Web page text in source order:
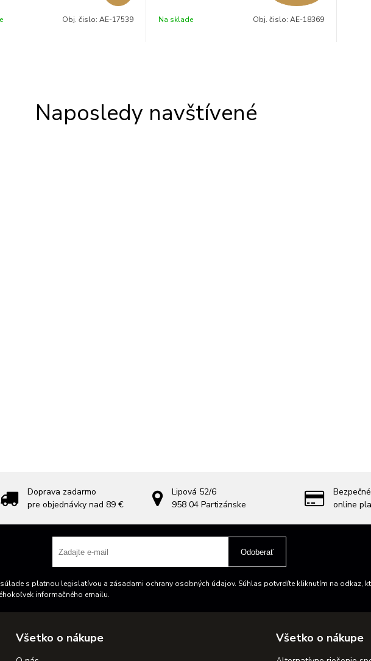
Obj. čislo: AE-17539 Na sklade Obj. čislo: AE-18369
Naposledy navštívené
Doprava zadarmo
pre objednávky nad 89 €
Lipová 52/6
958 04 Partizánske
Bezpečné
online
Odoberať
s platnou legislatívou a zásadami ochrany osobných údajov. Súhlas potvrdíte kliknutím na odkaz,
informačného emailu.
Všetko o nákupe Všetko o nákupe